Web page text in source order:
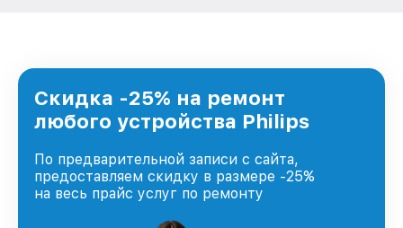
Скидка -25% на ремонт
любого устройства Philips
По предварительной записи с сайта,
предоставляем скидку в размере -25%
на весь прайс услуг по ремонту